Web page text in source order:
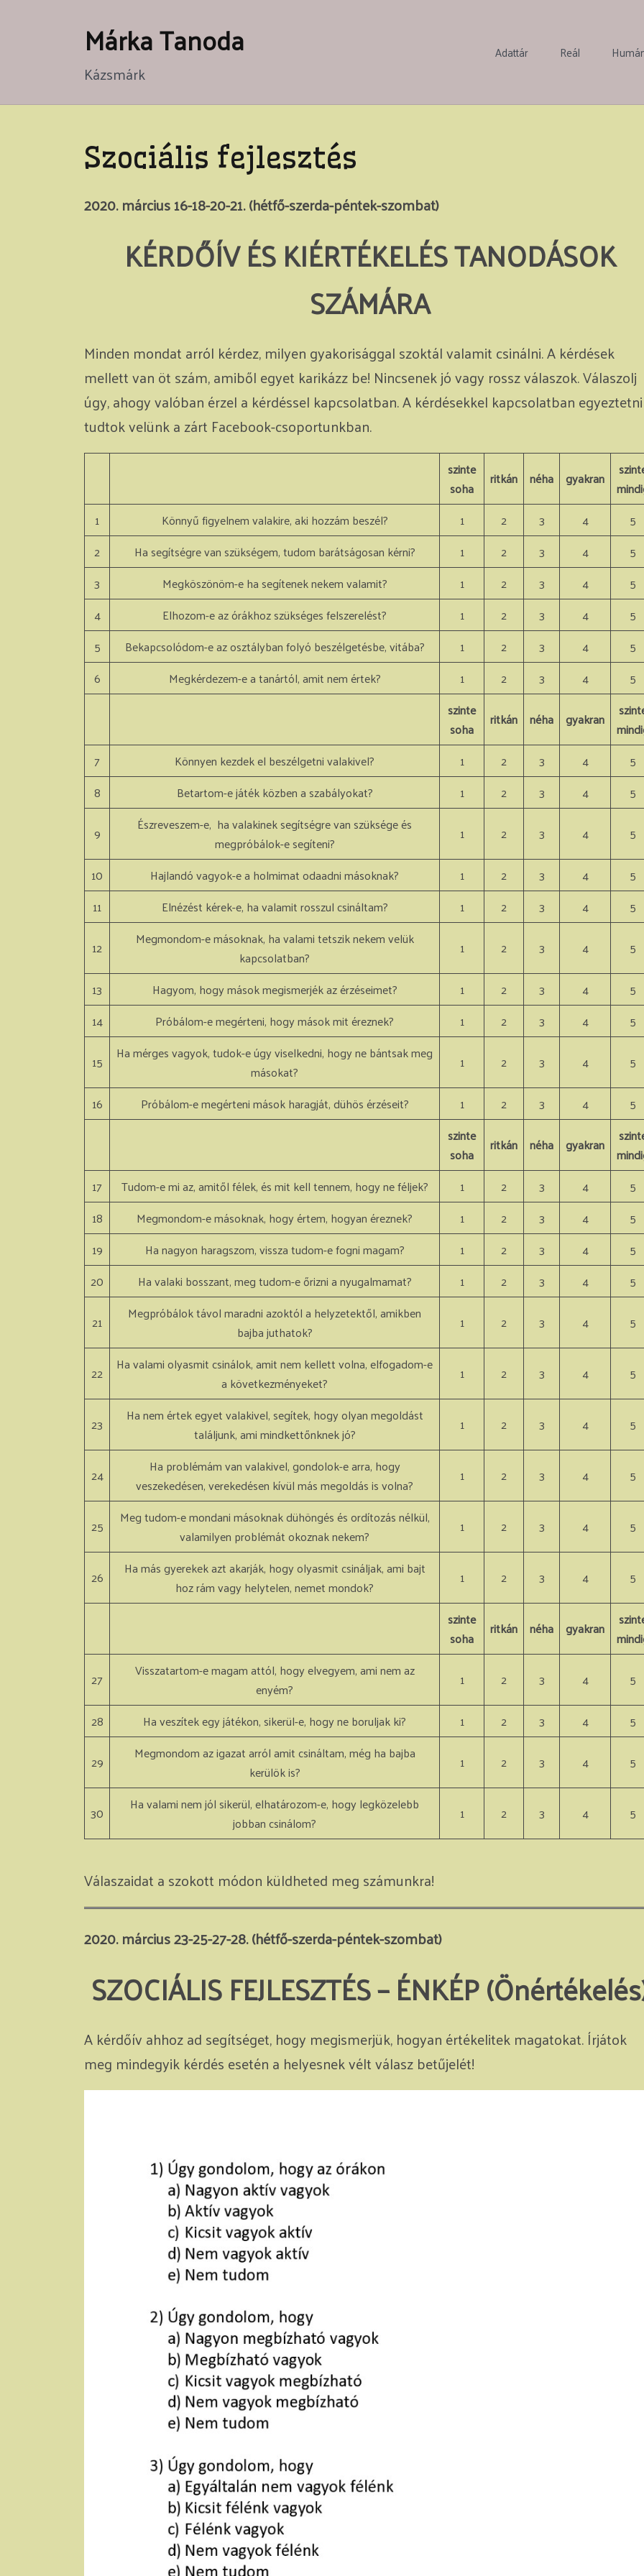
Márka Tanoda
Kázsmárk
Adattár Reál
Szociális fejlesztés
2020. március 16-18-20-21. (hétfő-szerda-péntek-szombat)
KÉRDŐÍV ÉS KIÉRTÉKELÉS TANODÁSOK
SZÁMÁRA
Minden mondat arról kérdez, milyen gyakorisággal szoktál valamit csinálni. A kérdések
mellett van öt szám, amiből egyet karikázz be! Nincsenek jó vagy rossz válaszok. Válaszolj
úgy, ahogy valóban érzel a kérdéssel kapcsolatban. A kérdésekkel kapcsolatban egyeztetni
tudtok velünk a zárt Facebook-csoportunkban.
szinte
soha
ritkán néha gyakran
1
Könnyű figyelnem valakire, aki hozzám beszél? 1 2 3 4
5
2
Ha segítségre van szükségem, tudom barátságosan kérni? 1 2 3 4
5
3
Megköszönöm-e ha segítenek nekem valamit? 1 2 3 4
5
4
Elhozom-e az órákhoz szükséges felszerelést? 1 2 3 4
5
5
Bekapcsolódom-e az osztályban folyó beszélgetésbe, vitába? 1 2 3 4
5
6
Megkérdezem-e a tanártól, amit nem értek? 1 2 3 4
5
szinte
soha
ritkán néha gyakran
7
Könnyen kezdek el beszélgetni valakivel? 1 2 3 4
5
8
Betartom-e játék közben a szabályokat? 1 2 3 4
5
9
Észreveszem-e, ha valakinek segítségre van szüksége és
megpróbálok-e segíteni?
1 2 3 4
5
10
Hajlandó vagyok-e a holmimat odaadni másoknak? 1 2 3 4
5
11
Elnézést kérek-e, ha valamit rosszul csináltam? 1 2 3 4
5
12
Megmondom-e másoknak, ha valami tetszik nekem velük
kapcsolatban?
1 2 3 4
5
13
Hagyom, hogy mások megismerjék az érzéseimet? 1 2 3 4
5
14
Próbálom-e megérteni, hogy mások mit éreznek? 1 2 3 4
5
15
Ha mérges vagyok, tudok-e úgy viselkedni, hogy ne bántsak meg
másokat?
1 2 3 4
5
16
Próbálom-e megérteni mások haragját, dühös érzéseit? 1 2 3 4
5
szinte
soha
ritkán néha gyakran
17
Tudom-e mi az, amitől félek, és mit kell tennem, hogy ne féljek? 1 2 3 4
5
18
Megmondom-e másoknak, hogy értem, hogyan éreznek? 1 2 3 4
5
19
Ha nagyon haragszom, vissza tudom-e fogni magam? 1 2 3 4
5
20
Ha valaki bosszant, meg tudom-e őrizni a nyugalmamat? 1 2 3 4
5
21
Megpróbálok távol maradni azoktól a helyzetektől, amikben
bajba juthatok?
1 2 3 4 5
22
Ha valami olyasmit csinálok, amit nem kellett volna, elfogadom-e
a következményeket?
1 2 3 4 5
23
Ha nem értek egyet valakivel, segítek, hogy olyan megoldást
találjunk, ami mindkettőnknek jó?
1 2 3 4 5
24
Ha problémám van valakivel, gondolok-e arra, hogy
veszekedésen, verekedésen kívül más megoldás is volna?
1 2 3 4 5
25
Meg tudom-e mondani másoknak dühöngés és ordítozás nélkül,
valamilyen problémát okoznak nekem?
1 2 3 4 5
26
Ha más gyerekek azt akarják, hogy olyasmit csináljak, ami bajt
hoz rám vagy helytelen, nemet mondok?
1 2 3 4
5
szinte
soha
ritkán néha gyakran
27
Visszatartom-e magam attól, hogy elvegyem, ami nem az
enyém?
1 2 3 4
5
28
Ha veszítek egy játékon, sikerül-e, hogy ne boruljak ki? 1 2 3 4
5
29
Megmondom az igazat arról amit csináltam, még ha bajba
kerülök is?
1 2 3 4 5
30
Ha valami nem jól sikerül, elhatározom-e, hogy legközelebb
jobban csinálom?
1 2 3 4 5
Válaszaidat a szokott módon küldheted meg számunkra!
2020. március 23-25-27-28. (hétfő-szerda-péntek-szombat)
SZOCIÁLIS FEJLESZTÉS – ÉNKÉP
A kérdőív ahhoz ad segítséget, hogy megismerjük, hogyan értékelitek magatokat. Írjátok
meg mindegyik kérdés esetén a helyesnek vélt válasz betűjelét!